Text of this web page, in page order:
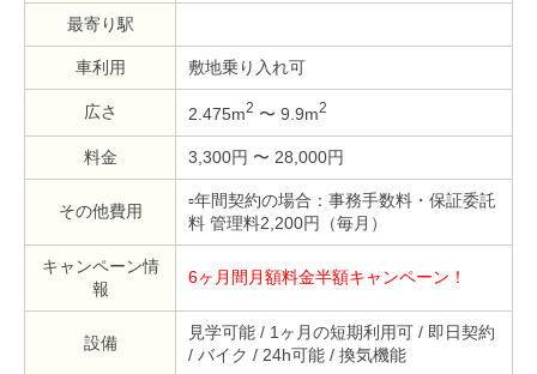
最寄り駅
車利用 敷地乗り入れ可
広さ 2.475m2 〜 9.9m2
料金 3,300円 〜 28,000円
その他費用
▫年間契約の場合：事務手数料・保証委託
料 管理料2,200円（毎月）
キャンペーン情
報
6ヶ月間月額料金半額キャンペーン！
設備
見学可能 / 1ヶ月の短期利用可 / 即日契約
/ バイク / 24h可能 / 換気機能